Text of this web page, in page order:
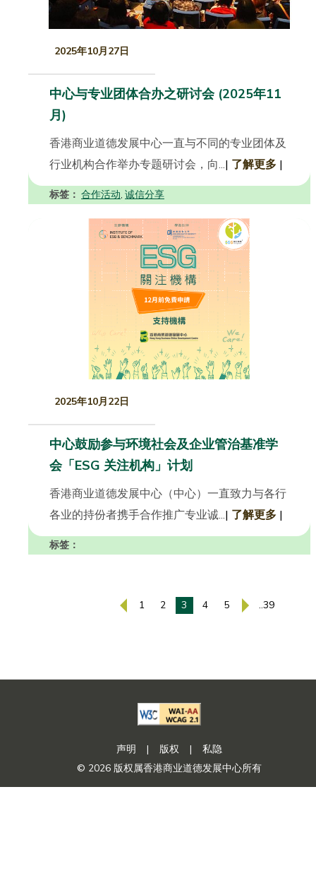
2025年10月27日
中心与专业团体合办之研讨会 (2025年11
月)
香港商业道德发展中心一直与不同的专业团体及
行业机构合作举办专题研讨会，向...| 了解更多 |
标签： 合作活动, 诚信分享
2025年10月22日
中心鼓励参与环境社会及企业管治基准学
会「ESG 关注机构」计划
香港商业道德发展中心（中心）一直致力与各行
各业的持份者携手合作推广专业诚...| 了解更多 |
标签：
1 2 3 4 5 ..39
声明 | 版权 |
私隐
© 2026 版权属香港商业道德发展中心所有